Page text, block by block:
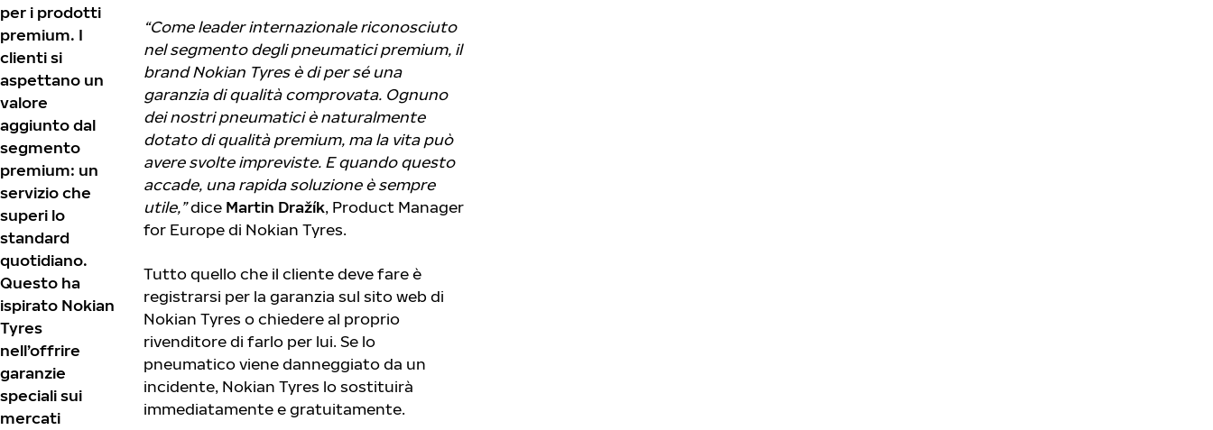
per i prodotti
premium. I
clienti si
aspettano un
valore
aggiunto dal
segmento
premium: un
servizio che
superi lo
standard
quotidiano.
Questo ha
ispirato Nokian
Tyres
nell’offrire
garanzie
speciali sui
mercati
“Come leader internazionale riconosciuto
nel segmento degli pneumatici premium, il
brand Nokian Tyres è di per sé una
garanzia di qualità comprovata. Ognuno
dei nostri pneumatici è naturalmente
dotato di qualità premium, ma la vita può
avere svolte impreviste. E quando questo
accade, una rapida soluzione è sempre
utile,”dice Martin Dražík, Product Manager
for Europe di Nokian Tyres.
Tutto quello che il cliente deve fare è
registrarsi per la garanzia sul sito web di
Nokian Tyres o chiedere al proprio
rivenditore di farlo per lui. Se lo
pneumatico viene danneggiato da un
incidente, Nokian Tyres lo sostituirà
immediatamente e gratuitamente.